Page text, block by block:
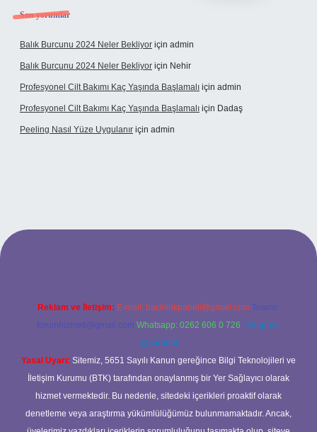
Son yorumlar
Balık Burcunu 2024 Neler Bekliyor için admin
Balık Burcunu 2024 Neler Bekliyor için Nehir
Profesyonel Cilt Bakımı Kaç Yaşında Başlamalı için admin
Profesyonel Cilt Bakımı Kaç Yaşında Başlamalı için Dadaş
Peeling Nasıl Yüze Uygulanır için admin
Reklam ve İletişim: E-mail: backlinkpaneli@gmail.com Teams:
forumhizmeti@gmail.com Whatsapp: 0262 606 0 726 Telegram:
@karabul
Yasal Uyarı: Sitemiz, 5651 Sayılı Kanun gereğince Bilgi Teknolojileri ve
İletişim Kurumu (BTK) tarafından onaylanmış bir Yer Sağlayıcı olarak
hizmet vermektedir. Bu nedenle, sitedeki içerikleri proaktif olarak
denetleme veya araştırma yükümlülüğümüz bulunmamaktadır. Ancak,